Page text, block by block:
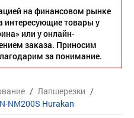
на финансовом рынке
интересующие товары у
или у онлайн-
заказа. Приносим
за понимание.
/ Лапшерезки /
NM200S Hurakan